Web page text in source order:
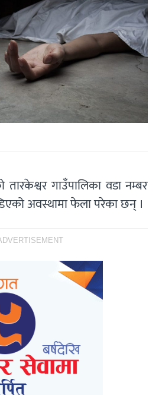
तारकेश्वर गाउँपालिका वडा नम्बर
अवस्थामा फेला परेका छन् ।